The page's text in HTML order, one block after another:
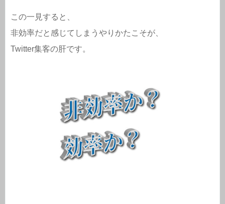
この一見すると、
非効率だと感じてしまうやりかたこそが、
Twitter集客の肝です。